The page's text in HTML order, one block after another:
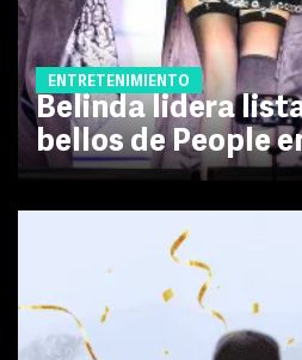
ENTRETENIMIENTO
Belinda lidera
bellos de People